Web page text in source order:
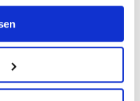
erforderlich ist.
DSGVO (je nach
/ Server-Logs